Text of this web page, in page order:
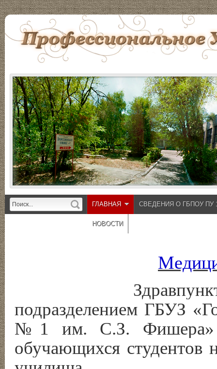
ГЛАВНАЯ СВЕДЕНИЯ О ГБПОУ ПУ
НОВОСТИ
Здравпункт
подразделением ГБУЗ
№1 им. С.З. Фишера»
обучающихся студентов